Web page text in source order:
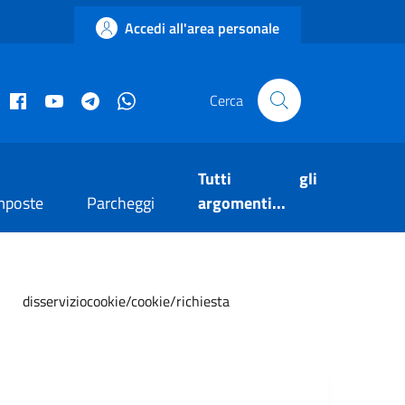
Accedi all'area personale
Facebook istituzionale
Facebook museo civico
YouTube Telegram Cerca
Parcheggi
Tutti gli
argomenti...
cookie/richiesta